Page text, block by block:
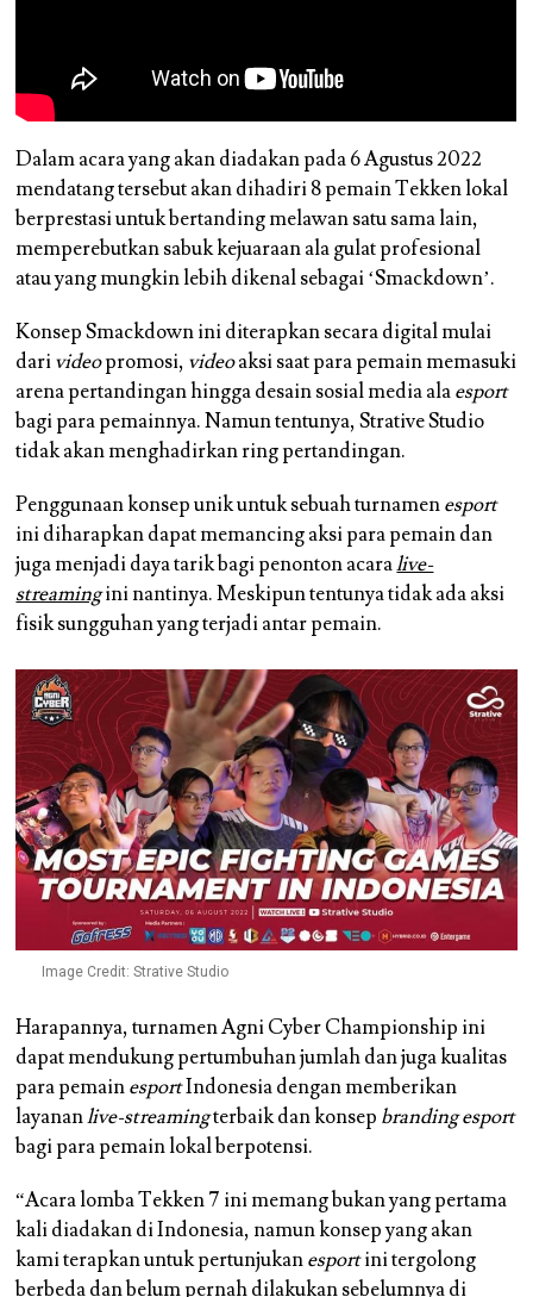
Dalam acara yang akan diadakan pada 6 Agustus 2022
mendatang tersebut akan dihadiri 8 pemain Tekken lokal
berprestasi untuk bertanding melawan satu sama lain,
memperebutkan sabuk kejuaraan ala gulat profesional
atau yang mungkin lebih dikenal sebagai ‘Smackdown’.
Konsep Smackdown ini diterapkan secara digital mulai
darivideopromosi, videoaksi saat para pemain memasuki
arena pertandingan hingga desain sosial media alaesport
bagi para pemainnya. Namun tentunya, Strative Studio
tidak akan menghadirkan ring pertandingan.
Penggunaan konsep unik untuk sebuah turnamenesport
ini diharapkan dapat memancing aksi para pemain dan
juga menjadi daya tarik bagi penonton acaralive-
streamingini nantinya. Meskipun tentunya tidak ada aksi
fisik sungguhan yang terjadi antar pemain.
Image Credit: Strative Studio
Harapannya, turnamen Agni Cyber Championship ini
dapat mendukung pertumbuhan jumlah dan juga kualitas
para pemainesportIndonesia dengan memberikan
layananlive-streamingterbaik dan konsep branding esport
bagi para pemain lokal berpotensi.
“Acara lomba Tekken 7 ini memang bukan yang pertama
kali diadakan di Indonesia, namun konsep yang akan
kami terapkan untuk pertunjukanesportini tergolong
berbeda dan belum pernah dilakukan sebelumnya di